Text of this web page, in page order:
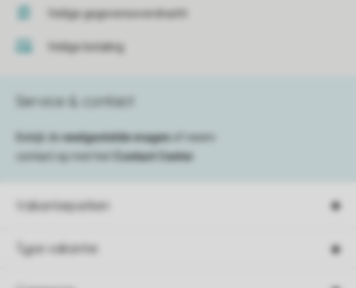
Veilige gegevensoverdracht
Veilige betaling
Vakantieparken
Type vakantie
Service & contact
Bekijk de veelgestelde vragen
of neem
contact op met het
Contact Center